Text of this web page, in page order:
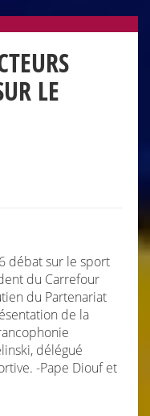
LE
débat sur le sport
du Carrefour
du Partenariat
de la
délégué
-Pape Diouf et